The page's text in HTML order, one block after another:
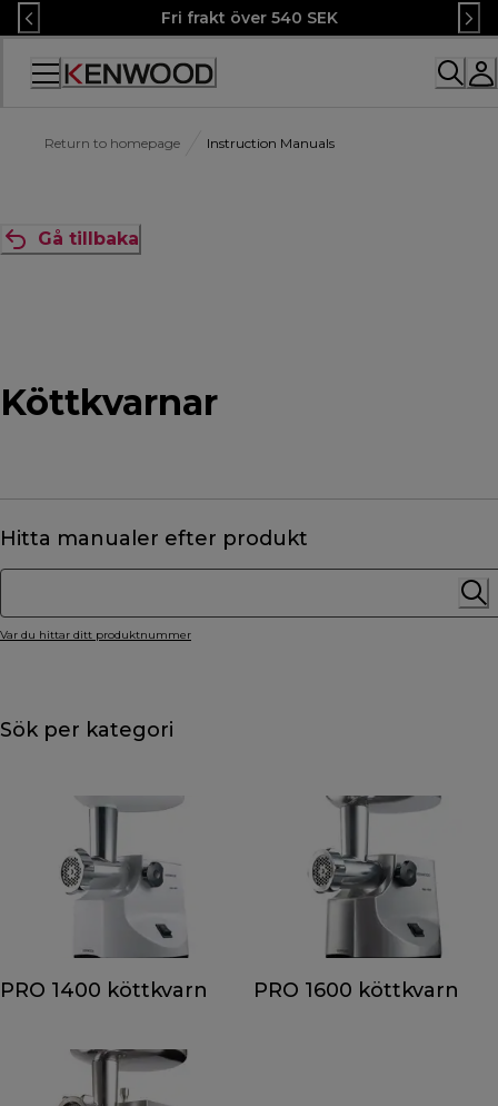
Skip
to
Content
Fri frakt över 540 SEK
Accessibility
Return to homepage Instruction Manuals
Gå tillbaka
Köttkvarnar
Hitta manualer efter produkt
Var du hittar ditt produktnummer
Sök per kategori
PRO 1400 köttkvarn PRO 1600 köttkvarn